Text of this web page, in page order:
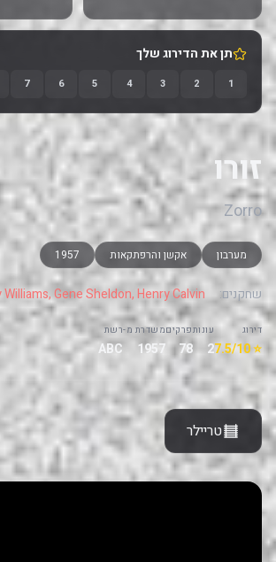
תן את הדירוג שלך
1
2
3
4
5
6
7
זורו
Zorro
מערבון אקשן והרפתקאות 1957
שחקנים: Williams, Gene Sheldon, Henry Calvin
דירוג
⭐ 7.5/10
עונות
2
פרקים
78
משדרת מ-
1957
רשת
ABC
טריילר